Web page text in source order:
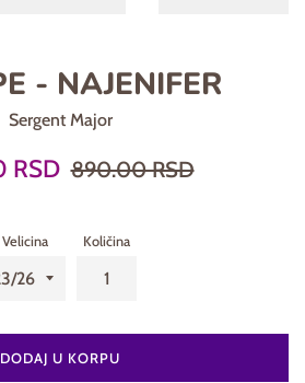
- NAJENIFER
Sergent Major
RSD
Regularna
890.00 RSD
Velicina Količina
DODAJ U KORPU